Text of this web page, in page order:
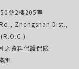
號2樓205室
Zhongshan Dist.,
之資料保護保險
所